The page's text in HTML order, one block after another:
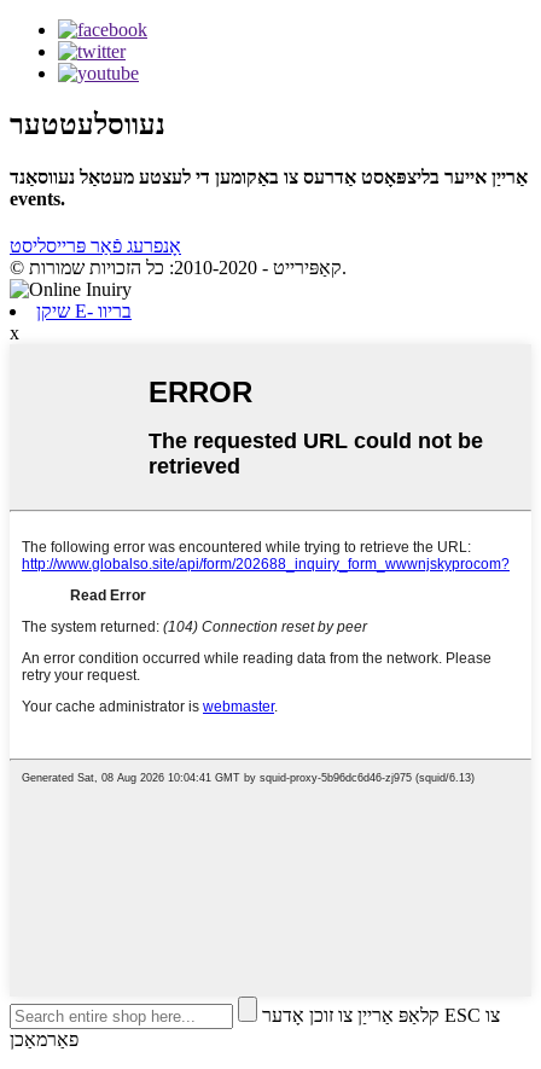
נעווסלעטטער
אַרייַן אייער בליצפּאָסט אַדרעס צו באַקומען די לעצטע מעטאַל נעווסאַנד
events.
אָנפרעג פֿאַר פּרייסליסט
© קאַפּירייט - 2010-2020: כל הזכויות שמורות.
שיקן E- בריוו
x
קלאַפּ אַרייַן צו זוכן אָדער ESC צו
פאַרמאַכן